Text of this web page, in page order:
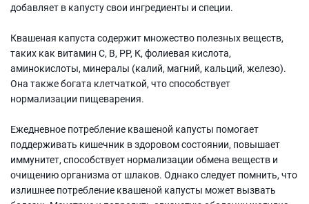
добавляет в капусту свои ингредиенты и специи.
Квашеная капуста содержит множество полезных веществ,
таких как витамин С, В, РР, К, фолиевая кислота,
аминокислоты, минералы (калий, магний, кальций, железо).
Она также богата клетчаткой, что способствует
нормализации пищеварения.
Ежедневное потребление квашеной капусты помогает
поддерживать кишечник в здоровом состоянии, повышает
иммунитет, способствует нормализации обмена веществ и
очищению организма от шлаков. Однако следует помнить, что
излишнее потребление квашеной капусты может вызвать